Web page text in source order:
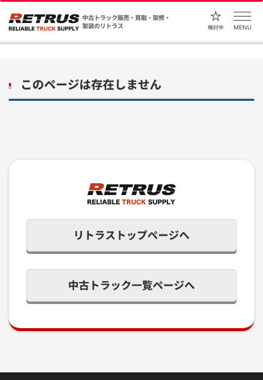
中古トラック販売・買取・架修・
架装のリトラス
検討中 MENU
このページは存在しません
リトラストップページへ
中古トラック一覧ページへ